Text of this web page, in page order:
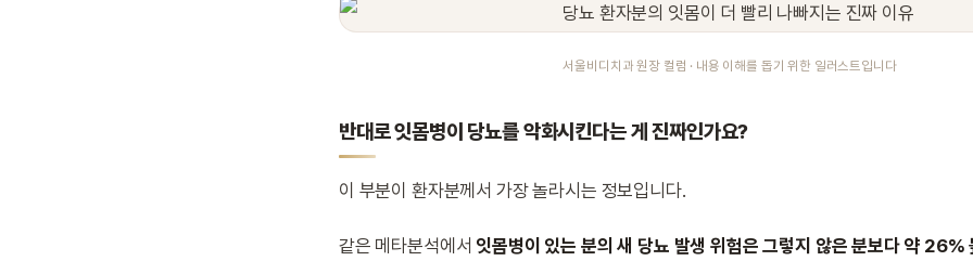
서울비디치과 원장 컬럼 · 내용 이해를 돕기 위한 일러스트입니다
반대로 잇몸병이 당뇨를 악화시킨다는 게 진짜인가요?
이 부분이 환자분께서 가장 놀라시는 정보입니다.
같은 메타분석에서 잇몸병이 있는 분의 새 당뇨 발생 위험은 그렇지 않은 분보다 약 26%